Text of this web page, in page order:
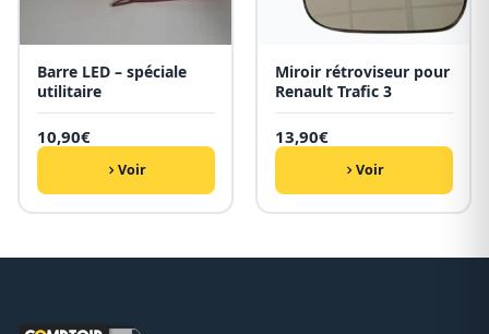
Barre LED – spéciale
utilitaire
10,90€
Voir
Miroir rétroviseur pour
Renault Trafic 3
13,90€
Voir